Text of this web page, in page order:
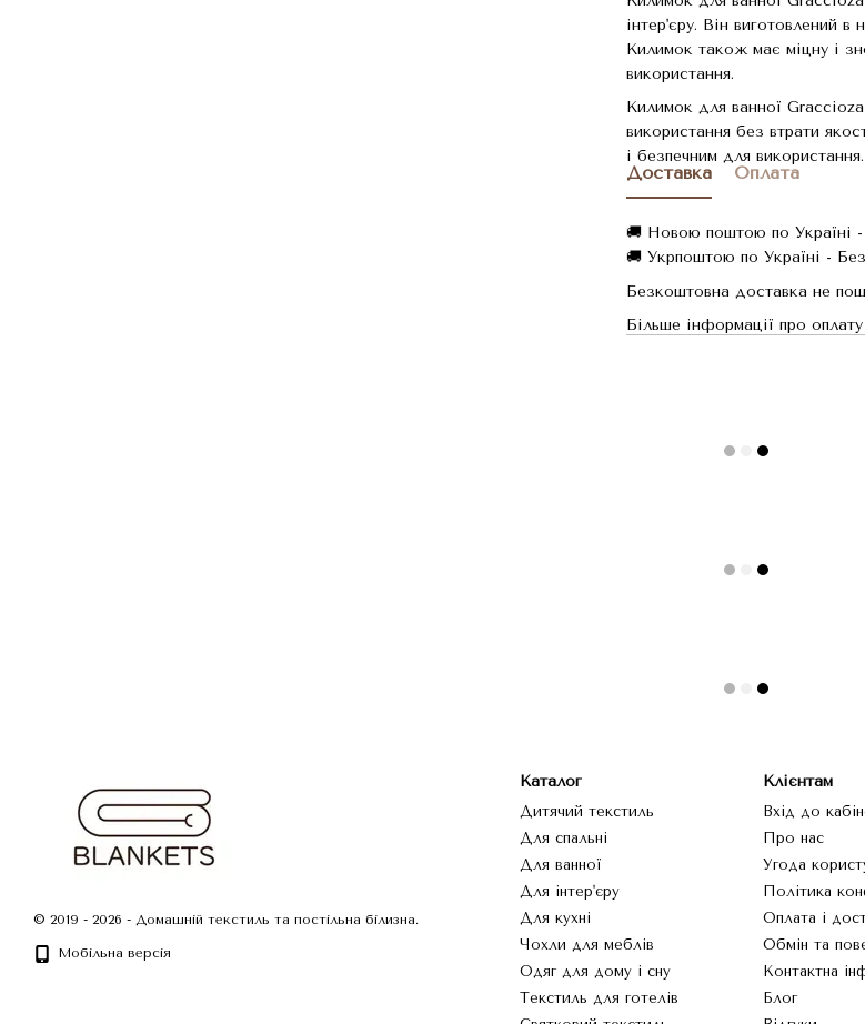
інтер'єру. Він виготовлений
Килимок також має міцну і
використання.
Килимок для ванної
використання без втрати
і безпечним для використання.
Доставка Оплата
🚚 Новою поштою по Україні
🚚 Укрпоштою по Україні -
Безкоштовна доставка не
Більше інформації про
© 2019 - 2026 - Домашній текстиль та постільна білизна.
Мобільна версія
Каталог
Дитячий текстиль
Для спальні
Для ванної
Для інтер'єру
Для кухні
Чохли для меблів
Одяг для дому і сну
Текстиль для готелів
Клієнтам
Вхід до
Про нас
Угода
Політика
Оплата і
Обмін та
Контактна
Блог